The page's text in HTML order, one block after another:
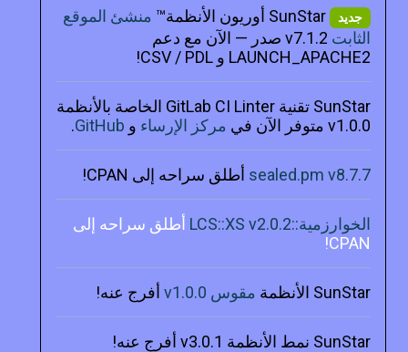
جديد SunStar أوريون الأنظمة™
منشئ الموقع
الثابت
v7.1.2 صدر — الآن مع دعم
LAUNCH_APACHE2 و CSV / PDL!
SunStar تقنية GitLab CI Linter الخاصة بالأنظمة
v1.0.0 متوفر الآن في
مركز الإرساء و GitHub
.
sealed.pm v8.7.7 أطلق سراحه إلى CPAN!
الخوارزمية::LCS::XS v2.0.2
أطلق سراحه إلى
CPAN!
SunStar الأنظمة مقوس v1.0.0 أفرج عنه!
SunStar نمط الأنظمة v3.0.1 أفرج عنه!